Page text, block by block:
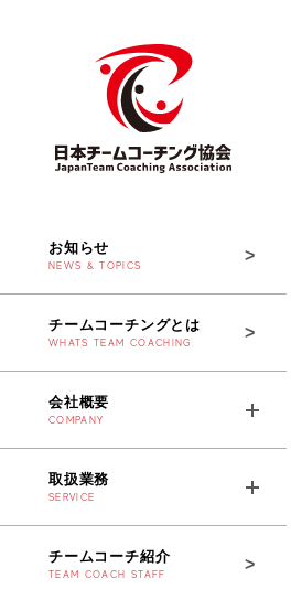
お知らせ
NEWS & TOPICS
チームコーチングとは
WHATS TEAM COACHING
会社概要
COMPANY
取扱業務
SERVICE
チームコーチ紹介
TEAM COACH STAFF